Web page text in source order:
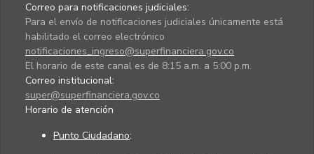
Correo para notificaciones judiciales:
Para el envío de notificaciones judiciales únicamente está
habilitado el correo electrónico
notificaciones_ingreso@superfinanciera.gov.co
El horario de este canal es de 8:15 a.m. a 5:00 p.m.
Correo institucional:
super@superfinanciera.gov.co
Horario de atención
Punto Ciudadano: